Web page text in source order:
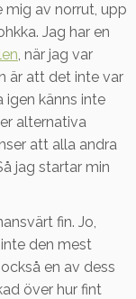
av norrut, upp
Jag har en
, när jag var
är att det inte var
igen känns inte
alternativa
att alla andra
jag startar min
fin. Jo,
den mest
en av dess
över hur fint